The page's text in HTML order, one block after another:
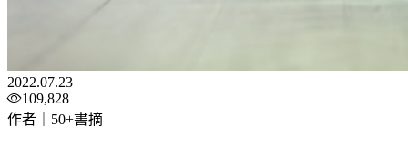
2022.07.23
109,828
作者｜50+書摘